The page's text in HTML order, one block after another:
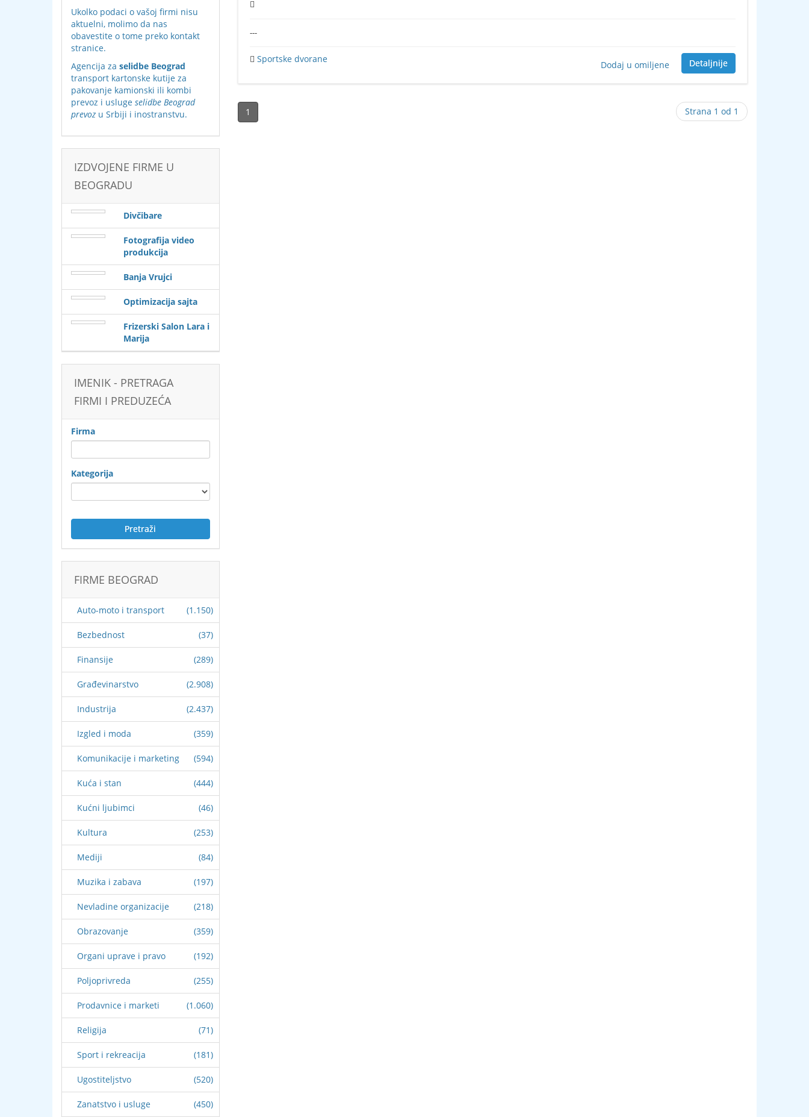
Ukolko podaci o vašoj firmi nisu
aktuelni, molimo da nas
obavestite o tome preko kontakt
stranice.
Agencija za selidbe Beograd
transport kartonske kutije za
pakovanje kamionski ili kombi
prevoz i usluge selidbe Beograd
prevoz u Srbiji i inostranstvu.
IZDVOJENE FIRME U
BEOGRADU
Divčibare
Fotografija video
produkcija
Banja Vrujci
Optimizacija sajta
Frizerski Salon Lara i
Marija
IMENIK - PRETRAGA
FIRMI I PREDUZEĆA
Firma
Kategorija
Pretraži
FIRME BEOGRAD
Auto-moto i transport (1.150)
Bezbednost (37)
Finansije (289)
Građevinarstvo (2.908)
Industrija (2.437)
Izgled i moda (359)
Komunikacije i marketing (594)
Kuća i stan (444)
Kućni ljubimci (46)
Kultura (253)
Mediji (84)
Muzika i zabava (197)
Nevladine organizacije (218)
Obrazovanje (359)
Organi uprave i pravo (192)
Poljoprivreda (255)
Prodavnice i marketi (1.060)
Religija (71)
Sport i rekreacija (181)
Ugostiteljstvo (520)
Zanatstvo i usluge (450)
---
Detaljnije
Dodaj u omiljene
Sportske dvorane
1 Strana 1 od 1